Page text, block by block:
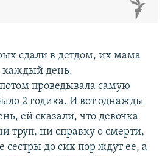
сдали в детдом, их мама
каждый день.
проведывала самую
2 годика. И вот однажды
ей сказали, что девочка
труп, ни справку о смерти,
сестры до сих пор ждут ее, а